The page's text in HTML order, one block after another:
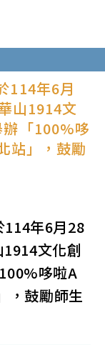
114年6月
山1914文
「100%哆
站」，鼓勵
114年6月28
文化創
哆啦A
，鼓勵師生